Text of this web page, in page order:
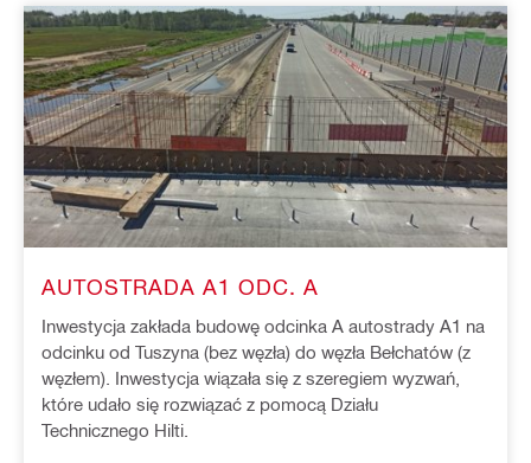
AUTOSTRADA A1 ODC. A
Inwestycja zakłada budowę odcinka A autostrady A1 na
odcinku od Tuszyna (bez węzła) do węzła Bełchatów (z
węzłem). Inwestycja wiązała się z szeregiem wyzwań,
które udało się rozwiązać z pomocą Działu
Technicznego Hilti.